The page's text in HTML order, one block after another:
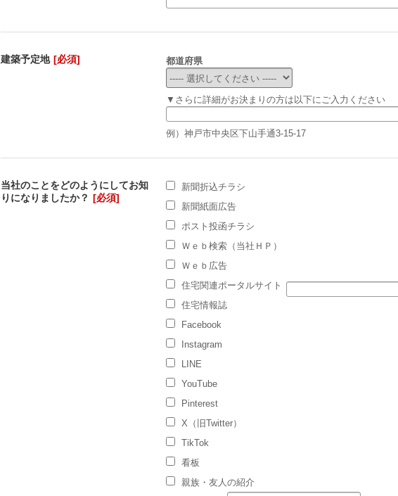
建築予定地 [必須] 都道府県
▼さらに詳細がお決まりの方は以下にご入力ください
例）神戸市中央区下山手通3-15-17
当社のことをどのようにしてお知
りになりましたか？ [必須]
新聞折込チラシ
新聞紙面広告
ポスト投函チラシ
Ｗｅｂ検索（当社ＨＰ）
Ｗｅｂ広告
住宅関連ポータルサイト
住宅情報誌
Facebook
Instagram
LINE
YouTube
Pinterest
X（旧Twitter）
TikTok
看板
親族・友人の紹介